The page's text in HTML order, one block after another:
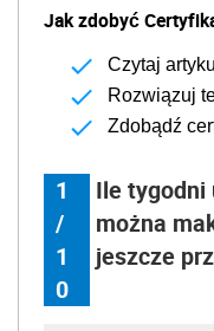
Jak zdobyć
Czytaj
Rozwiązuj
Zdobądź
1
/
1
0
Ile tygodni
można
jeszcze